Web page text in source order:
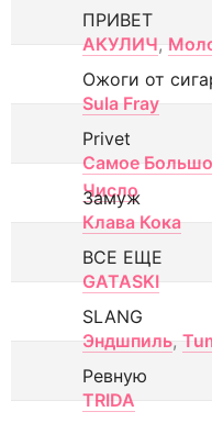
ПРИВЕТ
АКУЛИЧ,
Ожоги от
Sula Fray
Privet
Самое
Число
Замуж
Клава Кока
ВСЕ ЕЩЕ
GATASKI
SLANG
Эндшпиль,
Ревную
TRIDA